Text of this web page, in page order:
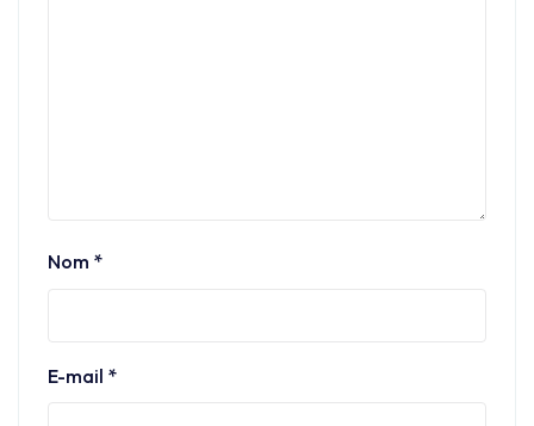
Nom *
E-mail *